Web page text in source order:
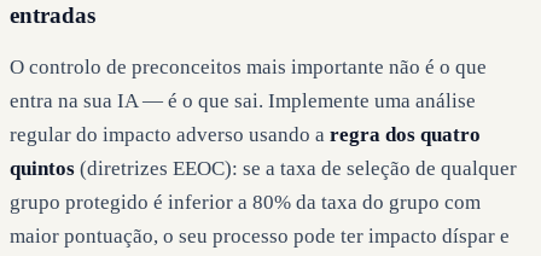
entradas
O controlo de preconceitos mais importante não é o que
entra na sua IA — é o que sai. Implemente uma análise
regular do impacto adverso usando a regra dos quatro
quintos (diretrizes EEOC): se a taxa de seleção de qualquer
grupo protegido é inferior a 80% da taxa do grupo com
maior pontuação, o seu processo pode ter impacto díspar e